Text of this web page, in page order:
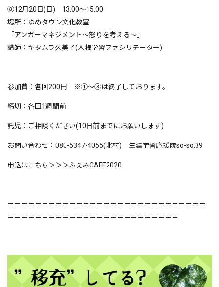
⑧12月20日(日) 13:00～15:00
場所：ゆめタウン文化教室
「アンガーマネジメント～怒りを考える～」
講師：キタムラ久美子(人権学習ファシリテーター)
参加費：各回200円 ※①～③は終了しております。
締切：各回1週間前
託児：ご相談ください(10日前までにお願いします)
お問い合わせ：080-5347-4055(北村) 生涯学習応援隊so-so.39
申込はこちら＞＞＞ふぇみCAFE2020
＝＝＝＝＝＝＝＝＝＝＝＝＝＝＝＝＝＝＝＝＝＝＝＝＝＝＝＝＝
＝＝＝＝＝＝＝＝＝＝＝＝＝＝＝＝＝＝＝＝＝＝＝＝＝